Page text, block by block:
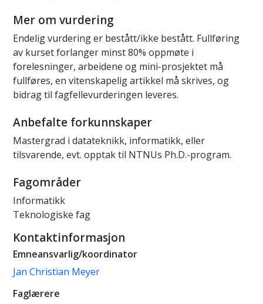
Mer om vurdering
Endelig vurdering er bestått/ikke bestått. Fullføring
av kurset forlanger minst 80% oppmøte i
forelesninger, arbeidene og mini-prosjektet må
fullføres, en vitenskapelig artikkel må skrives, og
bidrag til fagfellevurderingen leveres.
Anbefalte forkunnskaper
Mastergrad i datateknikk, informatikk, eller
tilsvarende, evt. opptak til NTNUs Ph.D.-program.
Fagområder
Informatikk
Teknologiske fag
Kontaktinformasjon
Emneansvarlig/koordinator
Jan Christian Meyer
Faglærere